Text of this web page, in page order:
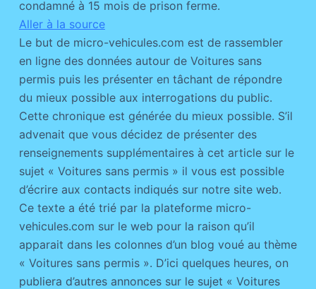
condamné à 15 mois de prison ferme.
Aller à la source
Le but de micro-vehicules.com est de rassembler
en ligne des données autour de Voitures sans
permis puis les présenter en tâchant de répondre
du mieux possible aux interrogations du public.
Cette chronique est générée du mieux possible. S’il
advenait que vous décidez de présenter des
renseignements supplémentaires à cet article sur le
sujet « Voitures sans permis » il vous est possible
d’écrire aux contacts indiqués sur notre site web.
Ce texte a été trié par la plateforme micro-
vehicules.com sur le web pour la raison qu’il
apparait dans les colonnes d’un blog voué au thème
« Voitures sans permis ». D’ici quelques heures, on
publiera d’autres annonces sur le sujet « Voitures